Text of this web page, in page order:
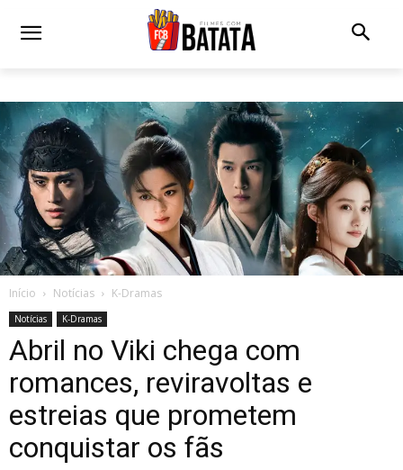
Início Notícias K-Dramas
Notícias K-Dramas
Abril no Viki chega com
romances, reviravoltas e
estreias que prometem
conquistar os fãs